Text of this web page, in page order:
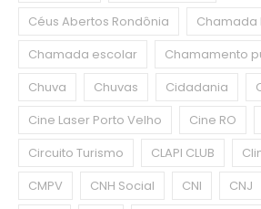
Céus Abertos Rondônia
Chamada
Chamada escolar
Chamamento
Chuva
Chuvas Cidadania
Cine Laser Porto Velho
Cine RO
Circuito Turismo
CLAPI CLUB
CMPV
CNH Social CNI CNJ